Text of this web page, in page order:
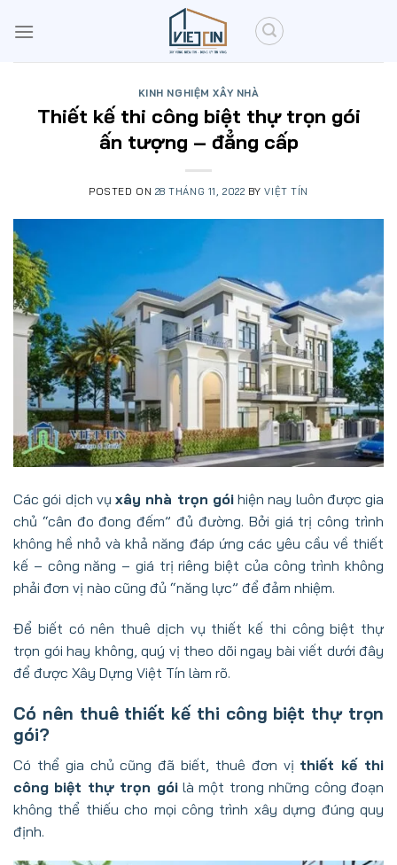
KINH NGHIỆM XÂY NHÀ
Thiết kế thi công biệt thự trọn gói
ấn tượng – đẳng cấp
POSTED ON 28 THÁNG 11, 2022 BYVIỆT TÍN
Các gói dịch vụ xây nhà trọn góihiện nay luôn được gia
chủ “cân đo đong đếm” đủ đường. Bởi giá trị công trình
không hề nhỏ và khả năng đáp ứng các yêu cầu về thiết
kế – công năng – giá trị riêng biệt của công trình không
phải đơn vị nào cũng đủ “năng lực” để đảm nhiệm.
Để biết có nên thuê dịch vụ thiết kế thi công biệt thự
trọn gói hay không, quý vị theo dõi ngay bài viết dưới đây
để được Xây Dựng Việt Tín làm rõ.
Có nên thuê thiết kế thi công biệt thự trọn
gói?
Có thể gia chủ cũng đã biết, thuê đơn vị thiết kế thi
công biệt thự trọn góilà một trong những công đoạn
không thể thiếu cho mọi công trình xây dựng đúng quy
định.